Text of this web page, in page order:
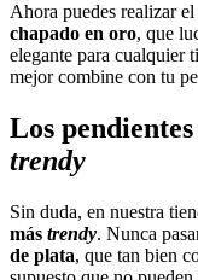
Ahora puedes realizar el
chapado en oro, que
elegante para cualquier
mejor combine con tu
Los
trendy
Sin duda, en nuestra
más trendy. Nunca
de plata, que tan bien